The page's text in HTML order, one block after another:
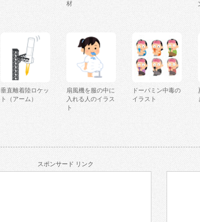
材
垂直離着陸ロケッ
ト（アーム）
扇風機を服の中に
入れる人のイラス
ト
ドーパミン中毒の
イラスト
スポンサード リンク